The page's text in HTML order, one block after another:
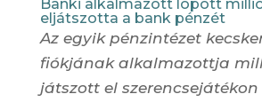
Banki alkalmazott lopott
eljátszotta a bank pénzét
Az egyik pénzintézet
fiókjának alkalmazottja
játszott el